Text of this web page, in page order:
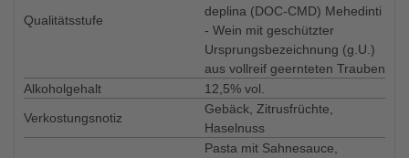
Qualitätsstufe
deplina (DOC-CMD) Mehedinti
- Wein mit geschützter
Ursprungsbezeichnung (g.U.)
aus vollreif geernteten Trauben
Alkoholgehalt
12,5% vol.
Verkostungsnotiz
Gebäck, Zitrusfrüchte,
Haselnuss
Pasta mit Sahnesauce,